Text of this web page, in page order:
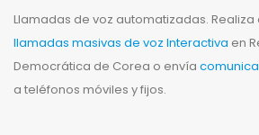
Llamadas de voz automatizadas.
llamadas masivas de voz Interactiva en
Democrática de Corea o envía
a teléfonos móviles y fijos.